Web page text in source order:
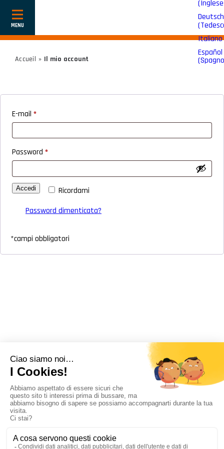
Mostra
o
(Inglese
Deutsch
(
Italiano
Español
(
Accueil » Il mio account
E-mail *
Password *
Ricordami
Accedi
Password dimenticata?
*campi obbligatori